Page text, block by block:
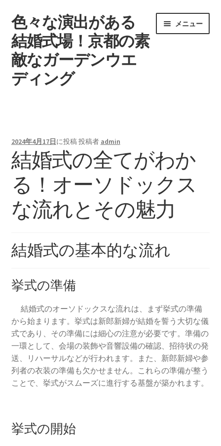
ナ
ビ
ゲ
ー
シ
ョ
ッ
プ
コ
ン
テ
ン
ツ
へ
色々な演出がある
結婚式場！京都の素
敵なガーデンウエ
ディング
メニュー
記事一覧
引き出物で差をつけよう
結婚式場
ウエディング
京都ウエディング
京都前撮り
京都フォトウエディング
ガーデンウエディングの費用徹底比較！選ばれる魅力と
成功の秘訣
京都ウェディングで参考にしたいこと
2024年4月17日に投稿投稿者 admin
結婚式の全てがわか
る！オーソドックス
な流れとその魅力
結婚式の基本的な流れ
挙式の準備
結婚式のオーソドックスな流れは、まず挙式の準備
から始まります。挙式は新郎新婦が結婚を誓う大切な儀
式であり、その準備には細心の注意が必要です。準備の
一環として、会場の装飾や音響設備の確認、招待状の発
送、リハーサルなどが行われます。また、新郎新婦や参
列者の衣装の準備も欠かせません。これらの準備が整う
ことで、挙式がスムーズに進行する基盤が築かれます。
挙式の開始